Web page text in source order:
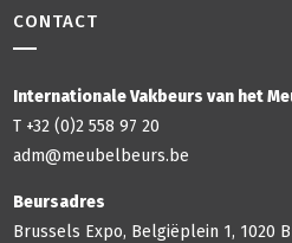
CONTACT
Internationale Vakbeurs van het
T +32 (0)2 558 97 20
adm@meubelbeurs.be
Beursadres
Brussels Expo, Belgiëplein 1, 1020